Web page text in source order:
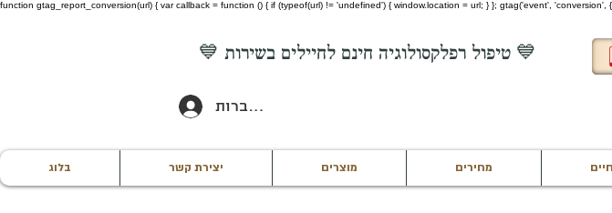
function gtag_report_conversion(url) { var callback = function () { if (typeof(url) != 'undefined') { window.location = url; } }; gtag('event',
💙 טיפול רפלקסולוגיה חינם לחיילים בשירות 💙
להתחברות
מחירים מוצרים יצירת קשר בלוג